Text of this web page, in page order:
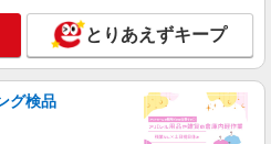
とりあえずキープ
グ検品